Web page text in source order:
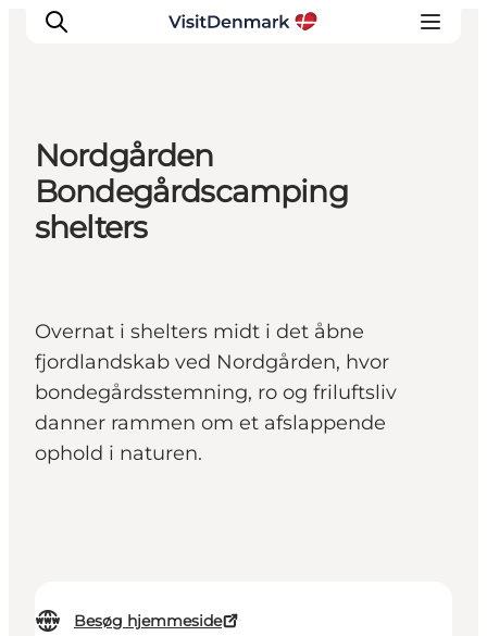
Inspiration
Destinationer
Oplevelser
Nordgården
Bondegårdscamping
shelters
Overnat i shelters midt i det åbne
fjordlandskab ved Nordgården, hvor
bondegårdsstemning, ro og friluftsliv
danner rammen om et afslappende
ophold i naturen.
Besøg hjemmeside